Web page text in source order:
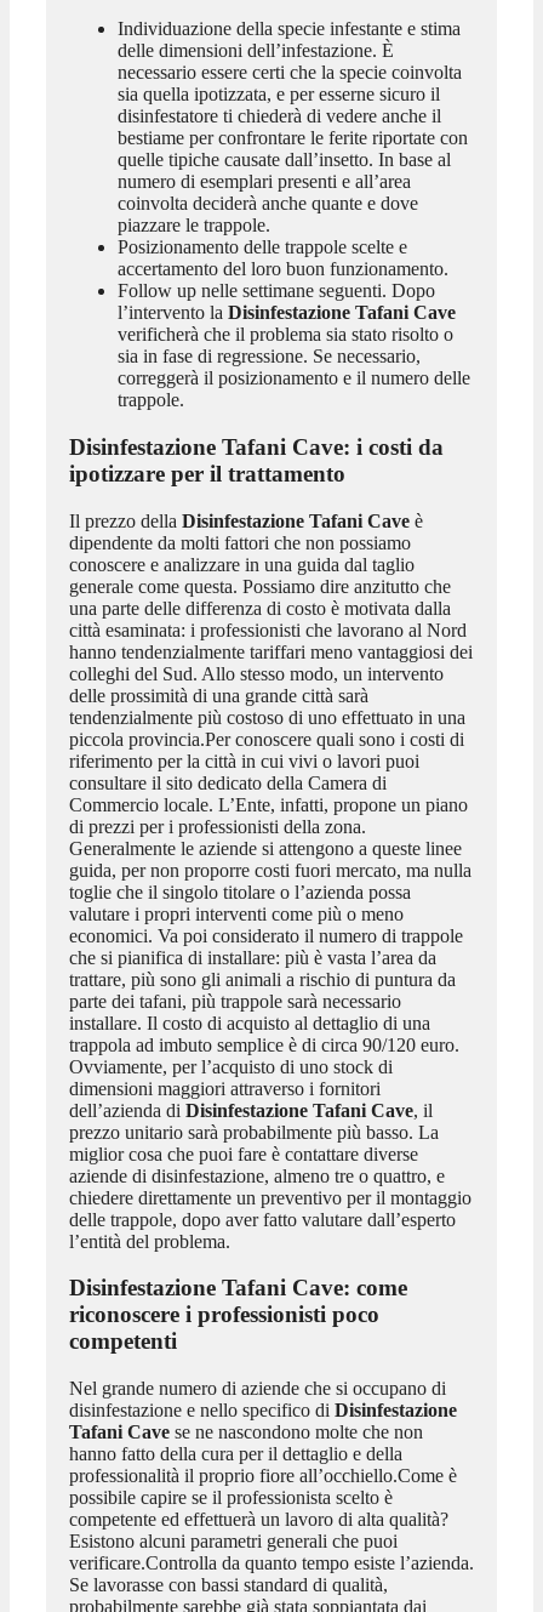
Individuazione della specie infestante e stima
delle dimensioni dell’infestazione. È
necessario essere certi che la specie coinvolta
sia quella ipotizzata, e per esserne sicuro il
disinfestatore ti chiederà di vedere anche il
bestiame per confrontare le ferite riportate con
quelle tipiche causate dall’insetto. In base al
numero di esemplari presenti e all’area
coinvolta deciderà anche quante e dove
piazzare le trappole.
Posizionamento delle trappole scelte e
accertamento del loro buon funzionamento.
Follow up nelle settimane seguenti. Dopo
l’intervento la Disinfestazione Tafani Cave
verificherà che il problema sia stato risolto o
sia in fase di regressione. Se necessario,
correggerà il posizionamento e il numero delle
trappole.
Disinfestazione Tafani Cave: i costi da
ipotizzare per il trattamento
Il prezzo della Disinfestazione Tafani Caveè
dipendente da molti fattori che non possiamo
conoscere e analizzare in una guida dal taglio
generale come questa. Possiamo dire anzitutto che
una parte delle differenza di costo è motivata dalla
città esaminata: i professionisti che lavorano al Nord
hanno tendenzialmente tariffari meno vantaggiosi dei
colleghi del Sud. Allo stesso modo, un intervento
delle prossimità di una grande città sarà
tendenzialmente più costoso di uno effettuato in una
piccola provincia.Per conoscere quali sono i costi di
riferimento per la città in cui vivi o lavori puoi
consultare il sito dedicato della Camera di
Commercio locale. L’Ente, infatti, propone un piano
di prezzi per i professionisti della zona.
Generalmente le aziende si attengono a queste linee
guida, per non proporre costi fuori mercato, ma nulla
toglie che il singolo titolare o l’azienda possa
valutare i propri interventi come più o meno
economici. Va poi considerato il numero di trappole
che si pianifica di installare: più è vasta l’area da
trattare, più sono gli animali a rischio di puntura da
parte dei tafani, più trappole sarà necessario
installare. Il costo di acquisto al dettaglio di una
trappola ad imbuto semplice è di circa 90/120 euro.
Ovviamente, per l’acquisto di uno stock di
dimensioni maggiori attraverso i fornitori
dell’azienda di Disinfestazione Tafani Cave, il
prezzo unitario sarà probabilmente più basso. La
miglior cosa che puoi fare è contattare diverse
aziende di disinfestazione, almeno tre o quattro, e
chiedere direttamente un preventivo per il montaggio
delle trappole, dopo aver fatto valutare dall’esperto
l’entità del problema.
Disinfestazione Tafani Cave: come
riconoscere i professionisti poco
competenti
Nel grande numero di aziende che si occupano di
disinfestazione e nello specifico di Disinfestazione
Tafani Cavese ne nascondono molte che non
hanno fatto della cura per il dettaglio e della
professionalità il proprio fiore all’occhiello.Come è
possibile capire se il professionista scelto è
competente ed effettuerà un lavoro di alta qualità?
Esistono alcuni parametri generali che puoi
verificare.Controlla da quanto tempo esiste l’azienda.
Se lavorasse con bassi standard di qualità,
probabilmente sarebbe già stata soppiantata dai